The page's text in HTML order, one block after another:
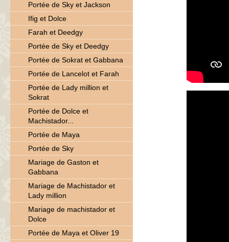
Portée de Sky et Jackson
Ifig et Dolce
Farah et Deedgy
Portée de Sky et Deedgy
Portée de Sokrat et Gabbana
Portée de Lancelot et Farah
Portée de Lady million et
Sokrat
Portée de Dolce et
Machistador...
Portée de Maya
Portée de Sky
Mariage de Gaston et
Gabbana
Mariage de Machistador et
Lady million
Mariage de machistador et
Dolce
Portée de Maya et Oliver 19